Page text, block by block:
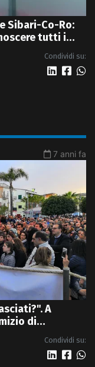
Sibari-Co-Ro:
tutti i
Condividi su:
7 anni fa
A
di
Condividi su: